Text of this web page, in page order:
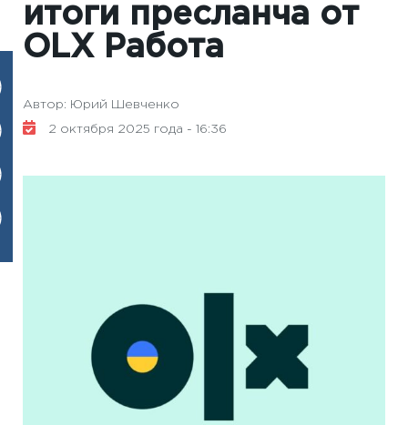
итоги пресланча от
OLX Работа
Автор: Юрий Шевченко
2 октября 2025 года - 16:36